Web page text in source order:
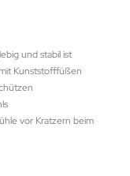
und stabil ist
Kunststofffüßen
vor Kratzern beim